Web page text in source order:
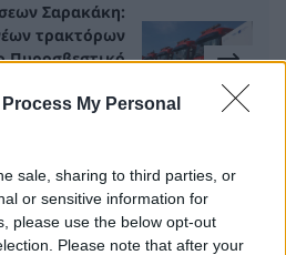
My Personal
sale, sharing to third parties, or
or sensitive information for
please use the below opt-out
Please note that after your
Σαρακάκη:
τρακτόρων
Πυροσβεστικό
08 Ιουνίου 2026
ΑΡΘΡΑ